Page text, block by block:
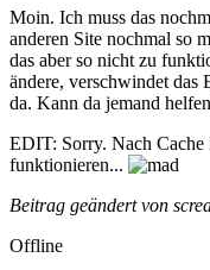
Moin. Ich muss das
anderen Site nochmal so
das aber so nicht zu
ändere, verschwindet das
da. Kann da jemand
EDIT: Sorry. Nach Cache
funktionieren...
Beitrag geändert von
Offline